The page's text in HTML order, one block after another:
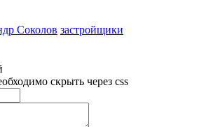
Соколов застройщики
скрыть через css